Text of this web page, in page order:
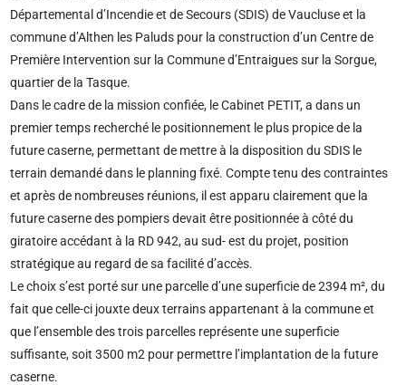
Départemental d’Incendie et de Secours (SDIS) de Vaucluse et la
commune d’Althen les Paluds pour la construction d’un Centre de
Première Intervention sur la Commune d’Entraigues sur la Sorgue,
quartier de la Tasque.
Dans le cadre de la mission confiée, le Cabinet PETIT, a dans un
premier temps recherché le positionnement le plus propice de la
future caserne, permettant de mettre à la disposition du SDIS le
terrain demandé dans le planning fixé. Compte tenu des contraintes
et après de nombreuses réunions, il est apparu clairement que la
future caserne des pompiers devait être positionnée à côté du
giratoire accédant à la RD 942, au sud- est du projet, position
stratégique au regard de sa facilité d’accès.
Le choix s’est porté sur une parcelle d’une superficie de 2394 m², du
fait que celle-ci jouxte deux terrains appartenant à la commune et
que l’ensemble des trois parcelles représente une superficie
suffisante, soit 3500 m2 pour permettre l’implantation de la future
caserne.